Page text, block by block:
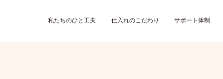
私たちのひと工夫 仕入れのこだわり サポート体制